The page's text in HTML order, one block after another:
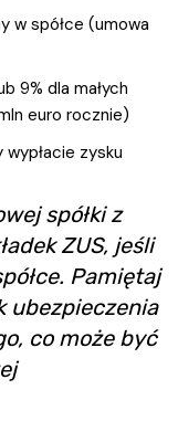
w spółce (umowa
9% dla małych
euro rocznie)
zysku
spółki z
ZUS, jeśli
Pamiętaj
ubezpieczenia
co może być